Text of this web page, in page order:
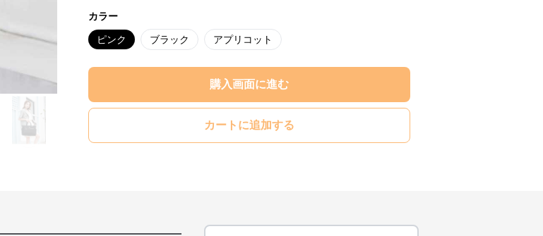
カラー
ピンク ブラック アプリコット
購入画面に進む
カートに追加する